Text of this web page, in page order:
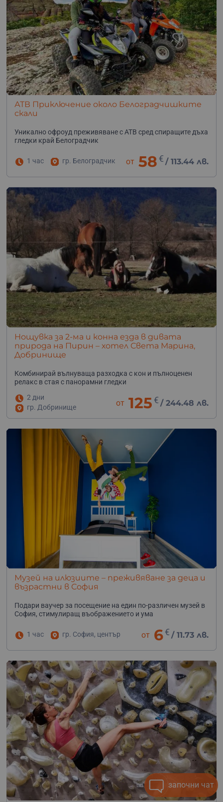
АТВ Приключение около Белоградчишките
скали
Уникално офроуд преживяване с АТВ сред спиращите дъха
гледки край Белоградчик
1 час гр. Белоградчик от 58 € / 113.44 лв.
Нощувка за 2-ма и конна езда в дивата
природа на Пирин – хотел Света Марина,
Добринище
Комбинирай вълнуваща разходка с кон и пълноценен
релакс в стая с панорамни гледки
2 дни
гр. Добринище
от 125 € /244.48 лв.
Музей на илюзиите – преживяване за деца и
възрастни в София
Подари ваучер за посещение на един по-различен музей в
София, стимулиращ въображението и ума
1 час гр. София, център от 6€ /11.73 лв.
започни чат